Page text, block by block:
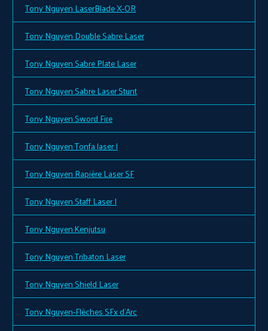
Tony Nguyen LaserBlade X-OR
Tony Nguyen Double Sabre Laser
Tony Nguyen Sabre Plate Laser
Tony Nguyen Sabre Laser Stunt
Tony Nguyen Sword Fire
Tony Nguyen Tonfa laser I
Tony Nguyen Rapière Laser SF
Tony Nguyen Staff Laser I
Tony Nguyen Kenjutsu
Tony Nguyen Tribaton Laser
Tony Nguyen Shield Laser
Tony Nguyen-Flèches SFx d'Arc